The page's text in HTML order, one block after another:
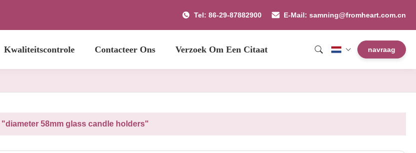
Tel: 86-29-87882900 E-Mail: samning@fromheart.com.cn
Kwaliteitscontrole Contacteer Ons Verzoek Om Een Citaat navraag
"diameter 58mm glass candle holders"